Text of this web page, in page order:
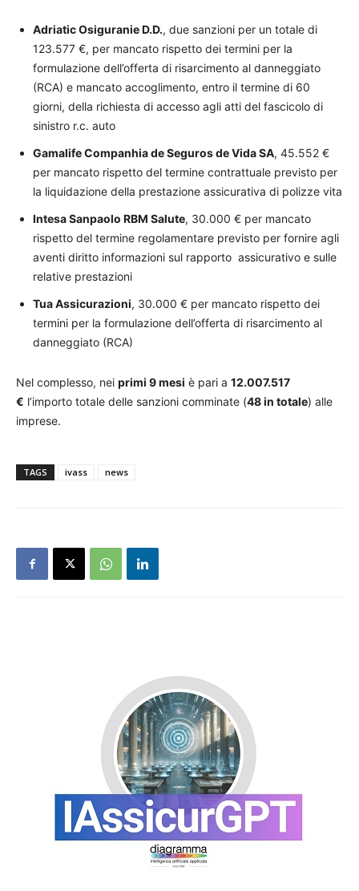
Adriatic Osiguranie D.D., due sanzioni per un totale di
123.577 €, per mancato rispetto dei termini per la
formulazione dell’offerta di risarcimento al danneggiato
(RCA) e mancato accoglimento, entro il termine di 60
giorni, della richiesta di accesso agli atti del fascicolo di
sinistro r.c. auto
Gamalife Companhia de Seguros de Vida SA, 45.552 €
per mancato rispetto del termine contrattuale previsto per
la liquidazione della prestazione assicurativa di polizze vita
Intesa Sanpaolo RBM Salute, 30.000 € per mancato
rispetto del termine regolamentare previsto per fornire agli
aventi diritto informazioni sul rapporto assicurativo e sulle
relative prestazioni
Tua Assicurazioni, 30.000 € per mancato rispetto dei
termini per la formulazione dell’offerta di risarcimento al
danneggiato (RCA)
Nel complesso, nei primi 9 mesi è pari a 12.007.517
€ l’importo totale delle sanzioni comminate (48 in totale) alle
imprese.
TAGS ivass news